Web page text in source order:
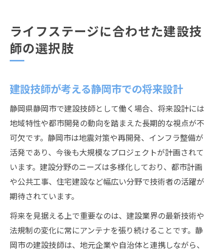
ライフステージに合わせた建設技
師の選択肢
建設技師が考える静岡市での将来設計
静岡県静岡市で建設技師として働く場合、将来設計には
地域特性や都市開発の動向を踏まえた長期的な視点が不
可欠です。静岡市は地震対策や再開発、インフラ整備が
活発であり、今後も大規模なプロジェクトが計画されて
います。建設分野のニーズは多様化しており、都市計画
や公共工事、住宅建設など幅広い分野で技術者の活躍が
期待されています。
将来を見据える上で重要なのは、建設業界の最新技術や
法規制の変化に常にアンテナを張り続けることです。静
岡市の建設技師は、地元企業や自治体と連携しながら、